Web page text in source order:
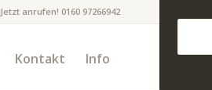
Jetzt anrufen! 0160 97266942
Kontakt Info